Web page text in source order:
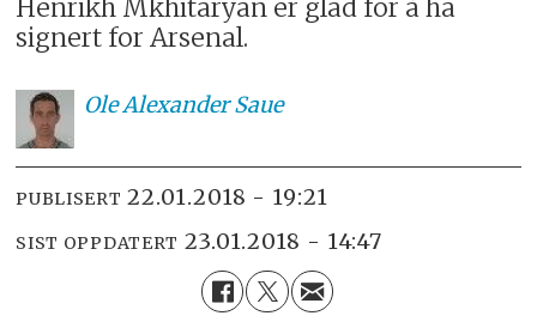
Henrikh Mkhitaryan er glad for å ha
signert for Arsenal.
OleAlexander Saue
PUBLISERT 22.01.2018 - 19:21
SIST OPPDATERT 23.01.2018 - 14:47